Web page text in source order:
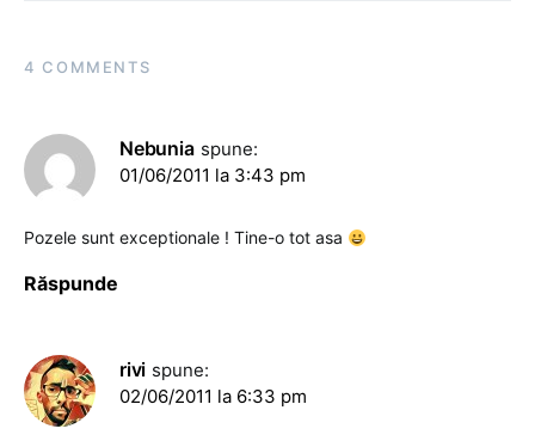
4 COMMENTS
Nebunia spune:
01/06/2011 la 3:43 pm
Pozele sunt exceptionale ! Tine-o tot asa
Răspunde
rivi spune:
02/06/2011 la 6:33 pm